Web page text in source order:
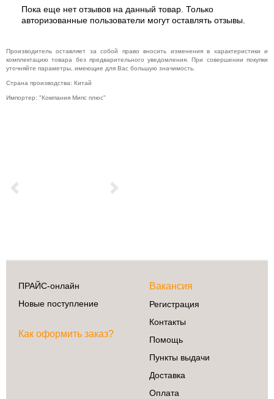
Previous Next
Пока еще нет отзывов на данный товар. Только
авторизованные пользователи могут оставлять отзывы.
Производитель оставляет за собой право вносить изменения в характеристики и
комплектацию товара без предварительного уведомления. При совершении покупки
уточняйте параметры, имеющие для Вас большую значимость.
Страна производства: Китай
Импортер: "Компания Мипс плюс"
ПРАЙС-онлайн
Новые поступление
Как оформить заказ?
Вакансия
Регистрация
Контакты
Помощь
Пункты выдачи
Доставка
Оплата